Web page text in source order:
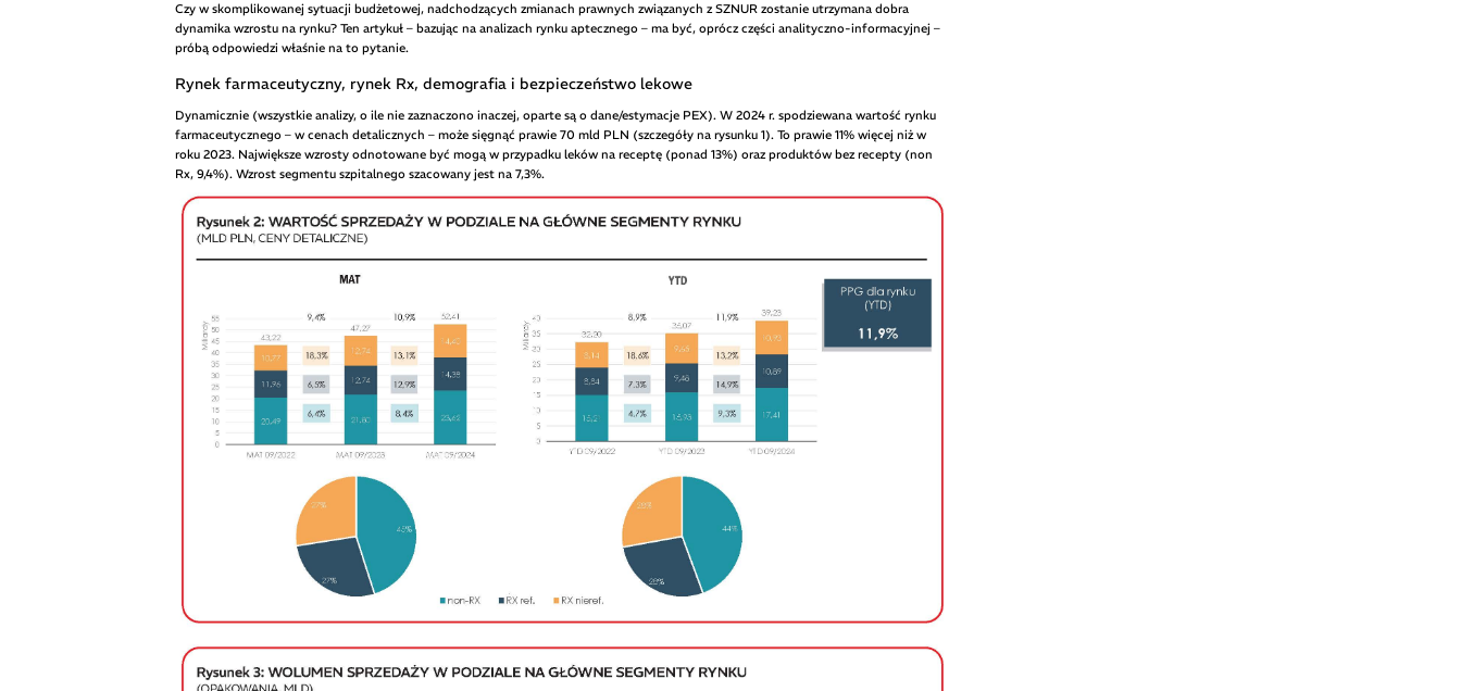
Czy w skomplikowanej sytuacji budżetowej, nadchodzących zmianach prawnych związanych z SZNUR zostanie utrzymana dobra
dynamika wzrostu na rynku? Ten artykuł – bazując na analizach rynku aptecznego – ma być, oprócz części analityczno-informacyjnej –
próbą odpowiedzi właśnie na to pytanie.
Rynek farmaceutyczny, rynek Rx, demografia i bezpieczeństwo lekowe
Dynamicznie (wszystkie analizy, o ile nie zaznaczono inaczej, oparte są o dane/estymacje PEX). W 2024 r. spodziewana wartość rynku
farmaceutycznego – w cenach detalicznych – może sięgnąć prawie 70 mld PLN (szczegóły na rysunku 1). To prawie 11% więcej niż w
roku 2023. Największe wzrosty odnotowane być mogą w przypadku leków na receptę (ponad 13%) oraz produktów bez recepty (non
Rx, 9,4%). Wzrost segmentu szpitalnego szacowany jest na 7,3%.